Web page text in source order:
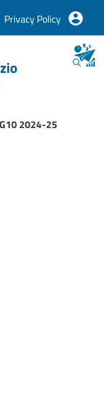
Privacy Policy
2024-25